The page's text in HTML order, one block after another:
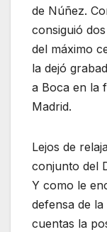
de Núñez.
consiguió
del máximo
la dejó
a Boca en la
Madrid.
Lejos de
conjunto del
Y como le
defensa de
cuentas la